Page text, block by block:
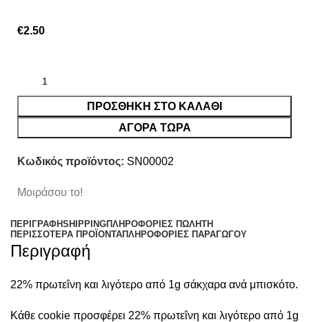
€2.50
ΠΡΟΣΘΉΚΗ ΣΤΟ ΚΑΛΆΘΙ
ΑΓΟΡΑ ΤΩΡΑ
Κωδικός προϊόντος: SN00002
Μοιράσου το!
ΠΕΡΙΓΡΑΦΉSHIPPINGΠΛΗΡΟΦΟΡΊΕΣ ΠΩΛΗΤΉ
ΠΕΡΙΣΣΌΤΕΡΑ ΠΡΟΪΌΝΤΑΠΛΗΡΟΦΟΡΙΕΣ ΠΑΡΑΓΩΓΟΥ
Περιγραφή
22% πρωτεΐνη και λιγότερο από 1g σάκχαρα ανά μπισκότο.
Κάθε cookie προσφέρει 22% πρωτεΐνη και λιγότερο από 1g